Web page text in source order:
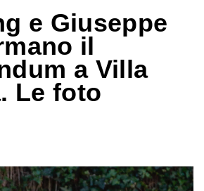
e Giuseppe
il
a Villa
Le foto